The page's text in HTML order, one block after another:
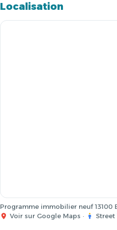
Localisation
Programme immobilier neuf 13100
Voir sur Google Maps · Street